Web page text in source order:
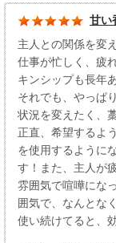
甘い
主人との関係を変
仕事が忙しく、疲
キンシップも長年
それでも、やっぱ
状況を変えたく、
正直、希望するよ
を使用するように
す！また、主人が
雰囲気で喧嘩にな
囲気で、なんとな
使い続けてると、